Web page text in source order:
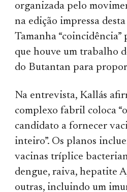
organizada pelo
na edição impressa
Tamanha
que houve um trabalho
do Butantan para
Na entrevista, Kallás
complexo fabril coloca
candidato a fornecer
inteiro”. Os planos
vacinas tríplice
dengue, raiva, hepatite
outras, incluindo um